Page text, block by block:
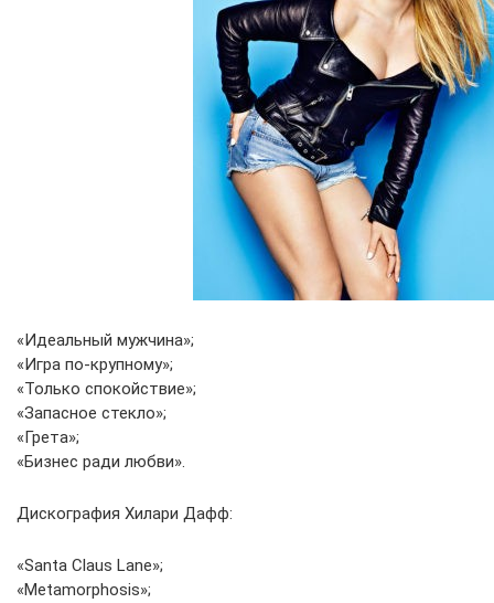
«Идеальный мужчина»;
«Игра по-крупному»;
«Только спокойствие»;
«Запасное стекло»;
«Грета»;
«Бизнес ради любви».
Дискография Хилари Дафф:
«Santa Claus Lane»;
«Metamorphosis»;